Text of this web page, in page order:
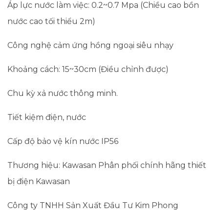
Áp lực nước làm việc: 0.2~0.7 Mpa (Chiều cao bồn
nước cao tối thiểu 2m)
Công nghệ cảm ứng hồng ngoại siêu nhạy
Khoảng cách: 15~30cm (Điều chỉnh được)
Chu kỳ xả nước thông minh.
Tiết kiệm điện, nước
Cấp độ bảo vệ kín nước IP56
Thương hiệu: Kawasan Phân phối chính hãng thiết
bị điện Kawasan
Công ty TNHH Sản Xuất Đầu Tư Kim Phong